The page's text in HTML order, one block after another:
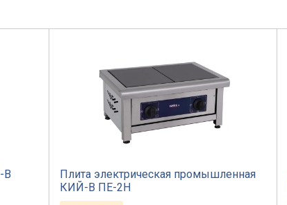
В
Плита электрическая промышленная
КИЙ-В ПЕ-2Н